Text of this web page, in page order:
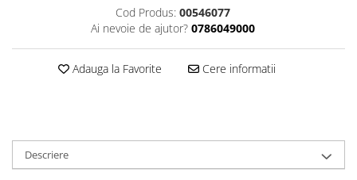
Tubulare 1/2 si accesorii
Cod Produs: 00546077
Ai nevoie de ajutor? 0786049000
Adauga la Favorite Cere informatii
Descriere